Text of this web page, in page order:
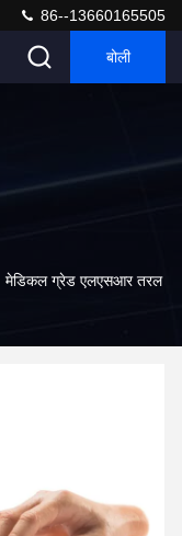
86--13660165505
बोली
मेडिकल ग्रेड एलएसआर तरल